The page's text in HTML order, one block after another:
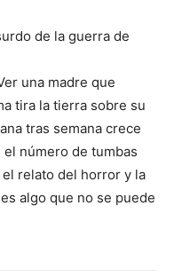
de la guerra de
una madre que
tira la tierra sobre su
tras semana crece
número de tumbas
relato del horror y la
algo que no se puede